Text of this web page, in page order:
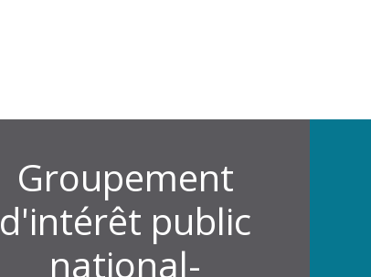
Groupement
d'intérêt public
national-